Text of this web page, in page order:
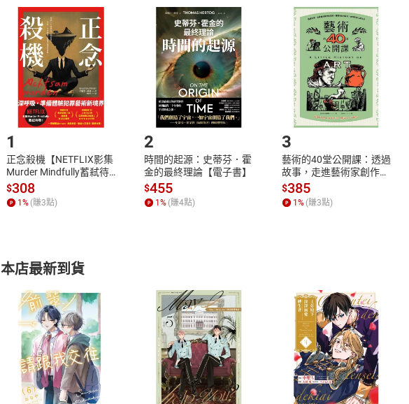
且已下載/存取電子書，不得請求退貨退款。
退貨方式：您欲取消訂單或辦理退貨時，請登入樂天市場，並於「我的訂單
貨」，本店鋪將依您的申請進行審核，待審核通過後將為您辦理退款事宜。
請注意，樂天市場須以整筆訂單為單位進行取消/退貨，恕無法以單支商品取
挑選商品
Choose
放入購物車
Shopping cart
登入帳號
Login
購書後，如何開始使用？
Step1.選擇閱讀載具 Step2.登入
付款方式
ATM轉帳、信用卡、LINE PAY、AFTEE
退換貨規範
本店是否提供消費者保護法七日猶
1
正念殺機【NETFLIX影集
Murder Mindfully蓄弒待
發】【電子書】
$308
1 % (賺3點)
2
時間的起源：史蒂芬．霍
金的最終理論【電子書】
$455
1 % (賺4點)
3
藝術的40堂公開課：透過
故事，走進藝術家創作現
場，看藝術如何誕生、如
何形塑人類生活【電子
書】
$385
1 % (賺3點)
本店最新到貨